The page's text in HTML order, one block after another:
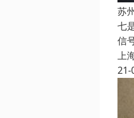
苏
七
信
上
21-